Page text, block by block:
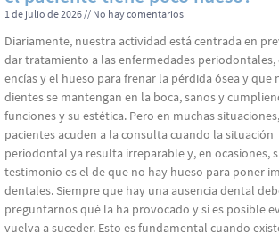
1 de julio de 2026 No hay comentarios
Diariamente, nuestra actividad está centrada en
dar tratamiento a las enfermedades periodontales,
encías y el hueso para frenar la pérdida ósea y que
dientes se mantengan en la boca, sanos y
funciones y su estética. Pero en muchas
pacientes acuden a la consulta cuando la situación
periodontal ya resulta irreparable y, en ocasiones,
testimonio es el de que no hay hueso para poner
dentales. Siempre que hay una ausencia dental
preguntarnos qué la ha provocado y si es posible
vuelva a suceder. Esto es fundamental cuando